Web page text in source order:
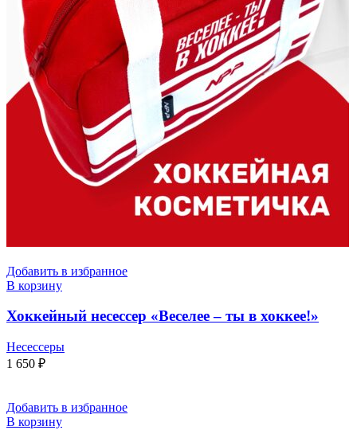
Добавить в избранное
В корзину
Хоккейный несессер «Веселее – ты в хоккее!»
Несессеры
1 650 ₽
Добавить в избранное
В корзину